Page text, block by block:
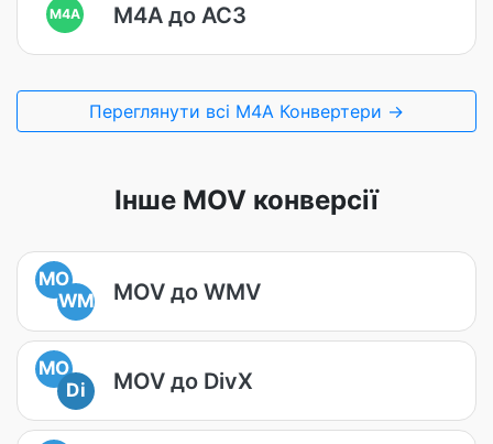
M4A M4A до AC3
Переглянути всі M4A Конвертери →
Інше MOV конверсії
MO
WM
MOV до WMV
MO
Di
MOV до DivX